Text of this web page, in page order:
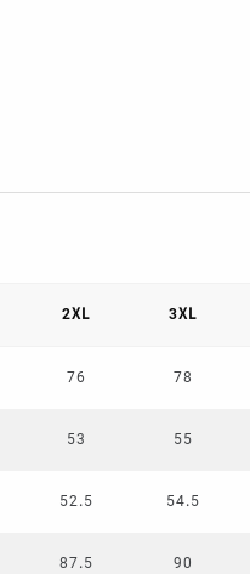
2XL 3XL
76 78
53 55
52.5 54.5
87.5 90